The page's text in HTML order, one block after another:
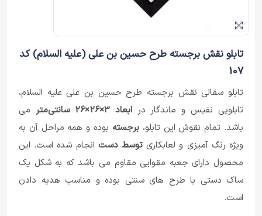
تابلو نقش برجسته طرح حسین بن علی (علیه السلام) کد
107
تابلو سفالی نقش برجسته طرح حسین بن علی علیه السلام،
تابلویی نفیس و ماندگار درابعاد 3×26×26 سانتی‌متر می
باشد. تمام نقوش این تابلو، برجسته بوده و همه مراحل آن به
ویژه رنگ آمیزی و لعابکاری توسط دست انجام شده است. این
محصول دارای جعبه مقوایی مقاوم می باشد که به شکل یک
ساک دستی با طرح های سنتی بوده و مناسب هدیه دادن
است.